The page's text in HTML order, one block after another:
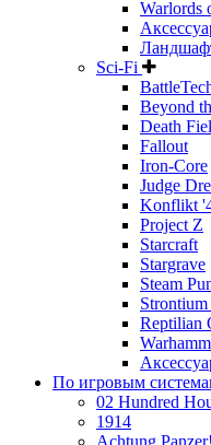
Warlords
Sci-Fi
Beyond
Death
Fallout
Iron-Core
Judge
Konflikt
Project Z
Starcraft
Stargrave
Steam
Reptilian
По игровым
02 Hundred
1914
Achtung Panzer!